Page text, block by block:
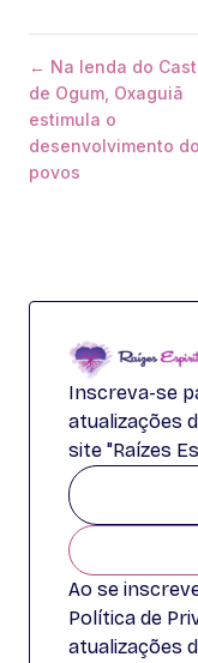
← Na lenda do
de Ogum, Oxaguiã
estimula o
desenvolvimento
povos
Inscreva-se
atualizações
site "Raízes
Ao se
Política de
atualizações